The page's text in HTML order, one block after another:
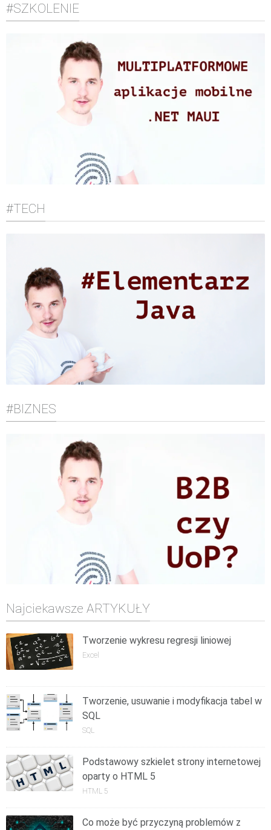
#SZKOLENIE
#TECH
#BIZNES
Najciekawsze ARTYKUŁY
Tworzenie wykresu regresji liniowej
Excel
Tworzenie, usuwanie i modyfikacja tabel w
SQL
SQL
Podstawowy szkielet strony internetowej
oparty o HTML 5
HTML 5
Co może być przyczyną problemów z